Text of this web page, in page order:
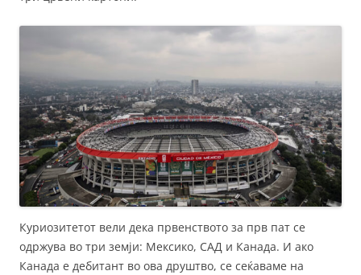
o
o
k
g
Куриозитетот вели дека првенството за прв пат се
одржува во три земји: Мексико, САД и Канада. И ако
Канада е дебитант во ова друштво, се сеќаваме на